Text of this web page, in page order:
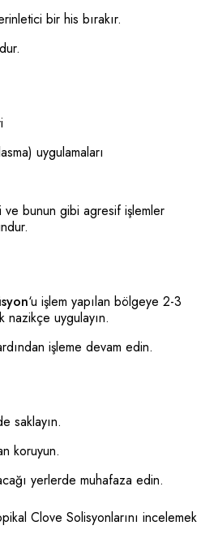
bir his bırakır.
uygulamaları
ve bunun gibi agresif işlemler
‘u işlem yapılan bölgeye 2-3
nazikçe uygulayın.
işleme devam edin.
saklayın.
koruyun.
yerlerde muhafaza edin.
Clove Solisyonlarını incelemek